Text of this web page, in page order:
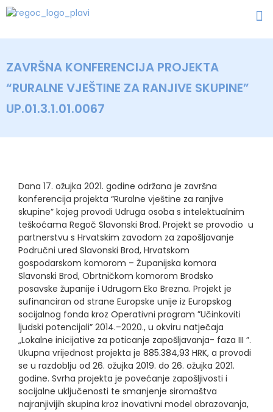
ZAVRŠNA KONFERENCIJA PROJEKTA
“RURALNE VJEŠTINE ZA RANJIVE SKUPINE”
UP.01.3.1.01.0067
Dana 17. ožujka 2021. godine održana je završna
konferencija projekta “Ruralne vještine za ranjive
skupine” kojeg provodi Udruga osoba s intelektualnim
teškoćama Regoč Slavonski Brod. Projekt se provodio u
partnerstvu s Hrvatskim zavodom za zapošljavanje
Područni ured Slavonski Brod, Hrvatskom
gospodarskom komorom – Županijska komora
Slavonski Brod, Obrtničkom komorom Brodsko
posavske županije i Udrugom Eko Brezna. Projekt je
sufinanciran od strane Europske unije iz Europskog
socijalnog fonda kroz Operativni program ”Učinkoviti
ljudski potencijali” 2014.–2020., u okviru natječaja
„Lokalne inicijative za poticanje zapošljavanja- faza III ”.
Ukupna vrijednost projekta je 885.384,93 HRK, a provodi
se u razdoblju od 26. ožujka 2019. do 26. ožujka 2021.
godine. Svrha projekta je povećanje zapošljivosti i
socijalne uključenosti te smanjenje siromaštva
najranjivijih skupina kroz inovativni model obrazovanja,